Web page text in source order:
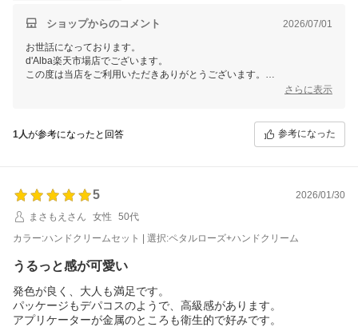
ショップからのコメント 2026/07/01
お世話になっております。
d'Alba楽天市場店でございます。
この度は当店をご利用いただきありがとうございます。
当店では今後も様々なイベントを予定しておりますので、ご愛顧頂けま
さらに表示
1人が参考になったと回答 参考になった
5
2026/01/30
まさもえさん
女性
50代
カラー:ハンドクリームセット | 選択:ペタルローズ+ハンドクリーム
うるっと感が可愛い
発色が良く、大人も満足です。
パッケージもデパコスのようで、高級感があります。
アプリケーターが金属のところも衛生的で好みです。